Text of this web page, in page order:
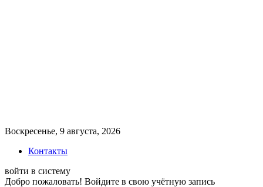
Воскресенье, 9 августа, 2026
Контакты
войти в систему
Добро пожаловать! Войдите в свою учётную запись